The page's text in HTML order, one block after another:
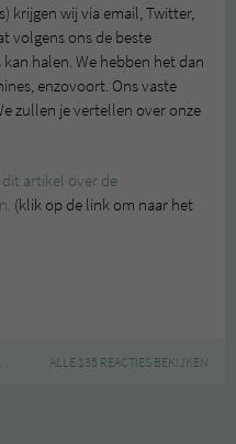
krijgen wij via email, Twitter,
volgens ons de beste
halen. We hebben het dan
enzovoort. Ons vaste
zullen je vertellen over onze
artikel over de
(klik op de link om naar het
BLENDER,KEUKENAPPARATUUR
ALLE 135 REACTIES BEKIJKEN